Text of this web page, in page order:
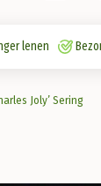
lenen
Joly’ Sering